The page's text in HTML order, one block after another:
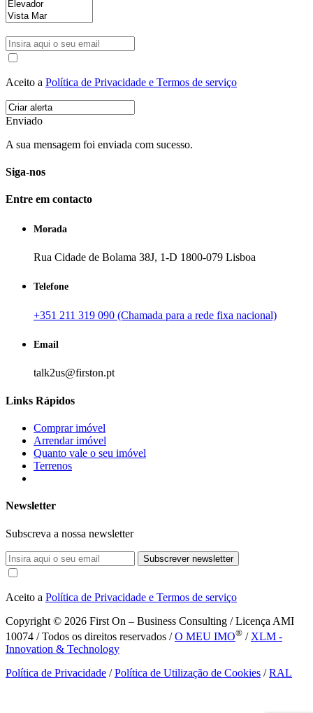
Aceito a Política de Privacidade e Termos de serviço
Enviado
A sua mensagem foi enviada com sucesso.
Siga-nos
Entre em contacto
Morada
Rua Cidade de Bolama 38J, 1-D 1800-079 Lisboa
Telefone
+351 211 319 090 (Chamada para a rede fixa nacional)
Email
talk2us@firston.pt
Links Rápidos
Comprar imóvel
Arrendar imóvel
Quanto vale o seu imóvel
Terrenos
Newsletter
Subscreva a nossa newsletter
Subscrever newsletter
Aceito a Política de Privacidade e Termos de serviço
Copyright © 2026 First On – Business Consulting / Licença AMI
10074 / Todos os direitos reservados /O MEU IMO® / XLM -
Innovation & Technology
Política de Privacidade /Política de Utilização de Cookies /RAL